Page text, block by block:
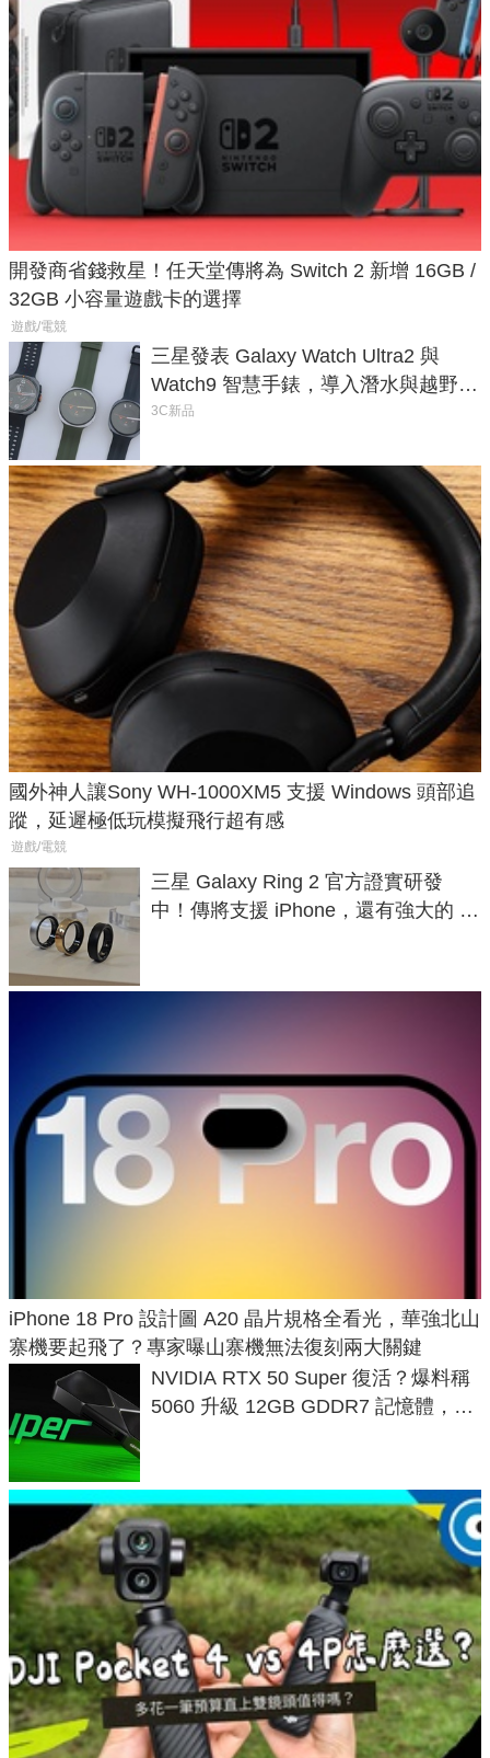
開發商省錢救星！任天堂傳將為 Switch 2 新增 16GB /
32GB 小容量遊戲卡的選擇
遊戲/電競
三星發表 Galaxy Watch Ultra2 與
Watch9 智慧手錶，導入潛水與越野跑
導航功能
3C新品
國外神人讓Sony WH-1000XM5 支援 Windows 頭部追
蹤，延遲極低玩模擬飛行超有感
遊戲/電競
三星 Galaxy Ring 2 官方證實研發
中！傳將支援 iPhone，還有強大的 AI
iPhone 18 Pro 設計圖 A20 晶片規格全看光，華強北山
寨機要起飛了？專家曝山寨機無法復刻兩大關鍵
NVIDIA RTX 50 Super 復活？爆料稱
5060 升級 12GB GDDR7 記憶體，這